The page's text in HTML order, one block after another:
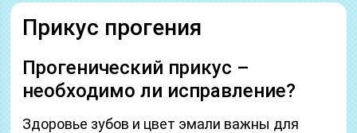
Прикус прогения
Прогенический прикус –
необходимо ли исправление?
Здоровье зубов и цвет эмали важны для